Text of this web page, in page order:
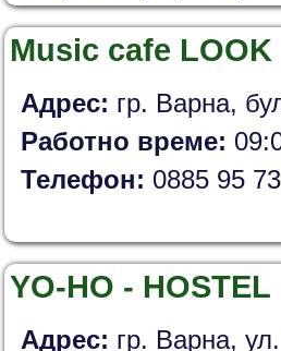
Music cafe LOOK
Адрес: гр. Варна,
Работно време:
Телефон: 0885 95
YO-HO - HOSTEL
Адрес: гр. Варна,